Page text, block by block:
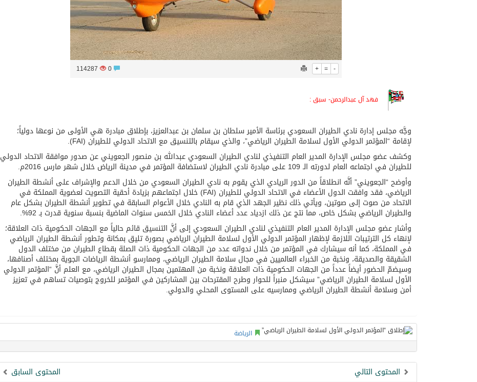
+ = -
0
114287
فهد آل عبدالرحمن- سبق :
وجَّه مجلس إدارة نادي الطيران السعودي برئاسة الأمير سلطان بن سلمان بن عبدالعزيز، بإطلاق مبادرة هي الأولى من نوعها دولياً؛
لإقامة “المؤتمر الدولي الأول لسلامة الطيران الرياضي”، والذي سيقام بالتنسيق مع الاتحاد الدولي للطيران (FAI).
وكشف عضو مجلس الإدارة المدير العام التنفيذي لنادي الطيران السعودي عبدالله بن منصور الجعويني عن صدور موافقة الاتحاد الدولي
للطيران في اجتماعه العام لدورته الـ 109 على مبادرة نادي الطيران لاستضافة المؤتمر في مدينة الرياض خلال شهر مارس 2016م.
وأوضح “الجعويني” أنَّه انطلاقاً من الدور الريادي الذي يقوم به نادي الطيران السعودي من خلال الدعم والإشراف على أنشطة الطيران
الرياضي، فقد وافقت الدول الأعضاء في الاتحاد الدولي للطيران (FAI) خلال اجتماعهم بزيادة أحقية التصويت لعضوية المملكة في
الاتحاد من صوت إلى صوتين، ويأتي ذلك نظير الجهد الذي قام به النادي خلال الأعوام السابقة في تطوير أنشطة الطيران بشكل عام
والطيران الرياضي بشكل خاص، مما نتج عن ذلك ازدياد عدد أعضاء النادي خلال الخمس سنوات الماضية بنسبة سنوية قدرت بـ 92%.
وأشار عضو مجلس الإدارة المدير العام التنفيذي لنادي الطيران السعودي إلى أنَّ التنسيق قائم حالياً مع الجهات الحكومية ذات العلاقة؛
لإنهاء كل الترتيبات اللازمة لإظهار المؤتمر الدولي الأول لسلامة الطيران الرياضي بصورة تليق بمكانة وتطور أنشطة الطيران الرياضي
في المملكة، كما أنه سيشارك في المؤتمر من خلال ندواته عدد من الجهات الحكومية ذات الصلة بقطاع الطيران من مختلف الدول
الشقيقة والصديقة، ونخبة من الخبراء العالميين في مجال سلامة الطيران الرياضي، وممارسو أنشطة الرياضات الجوية بمختلف أصنافها،
وسيضمّ الحضور أيضاً عدداً من الجهات الحكومية ذات العلاقة ونخبة من المهتمين بمجال الطيران الرياضي، مع العلم أنَّ “المؤتمر الدولي
الأول لسلامة الطيران الرياضي” سيشكل منبراً للحوار وطرح المقترحات بين المشاركين في المؤتمر للخروج بتوصيات تساهم في تعزيز
أمن وسلامة أنشطة الطيران الرياضي وممارسيه على المستوى المحلي والدولي.
الرياضة
المحتوى السابق
المحتوى التالي